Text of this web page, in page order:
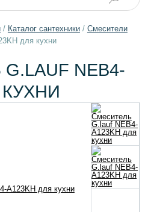
/ Каталог сантехники/ Смесители
для кухни
NEB4-
КУХНИ